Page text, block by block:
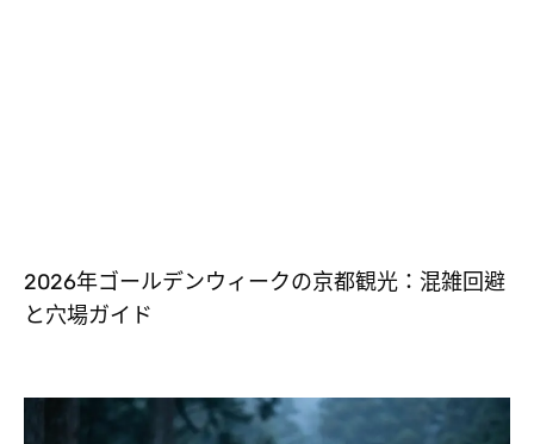
2026年ゴールデンウィークの京都観光：混雑回避
と穴場ガイド